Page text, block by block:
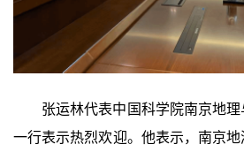
张运林代表中国科学院南京地
一行表示热烈欢迎。他表示，南京